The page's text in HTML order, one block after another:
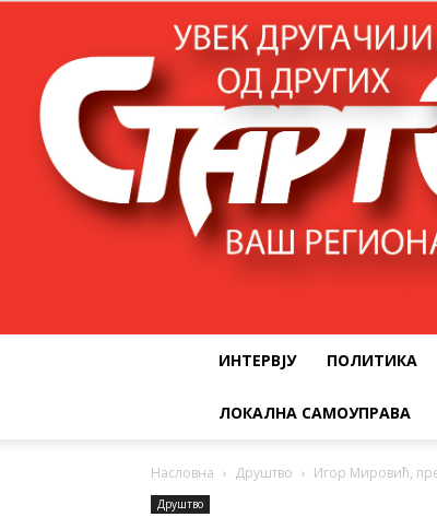
ИНТЕРВЈУ ПОЛИТИКА
ЛОКАЛНА САМОУПРАВА
Насловна Друштво Игор Мировић,
Друштво